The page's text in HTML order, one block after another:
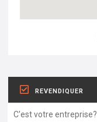
REVENDIQUER
C'est votre entreprise?